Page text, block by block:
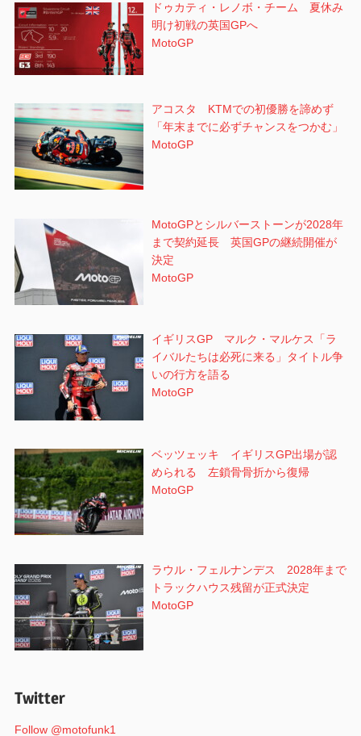
ドゥカティ・レノボ・チーム 夏休み
明け初戦の英国GPへ
MotoGP
アコスタ KTMでの初優勝を諦めず
「年末までに必ずチャンスをつかむ」
MotoGP
MotoGPとシルバーストーンが2028年
まで契約延長 英国GPの継続開催が
決定
MotoGP
イギリスGP マルク・マルケス「ラ
イバルたちは必死に来る」タイトル争
いの行方を語る
MotoGP
ベッツェッキ イギリスGP出場が認
められる 左鎖骨骨折から復帰
MotoGP
ラウル・フェルナンデス 2028年まで
トラックハウス残留が正式決定
MotoGP
Twitter
Follow @motofunk1